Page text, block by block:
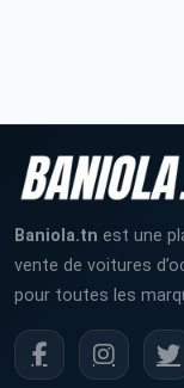
Baniola.tn est une
vente de voitures
pour toutes les